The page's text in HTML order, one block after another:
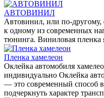
АВТОВИНИЛ
Автовинил, или по-другому,
к одному из современных
тюнинга. Виниловая
Пленка хамелеон
Оклейка автомобиля
индивидуально Оклейка
— это современный способ
подчеркнуть характер